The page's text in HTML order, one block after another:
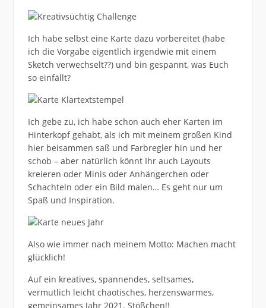
Ich habe selbst eine Karte dazu vorbereitet (habe
ich die Vorgabe eigentlich irgendwie mit einem
Sketch verwechselt??) und bin gespannt, was Euch
so einfällt?
Ich gebe zu, ich habe schon auch eher Karten im
Hinterkopf gehabt, als ich mit meinem großen Kind
hier beisammen saß und Farbregler hin und her
schob – aber natürlich könnt Ihr auch Layouts
kreieren oder Minis oder Anhängerchen oder
Schachteln oder ein Bild malen… Es geht nur um
Spaß und Inspiration.
Also wie immer nach meinem Motto: Machen macht
glücklich!
Auf ein kreatives, spannendes, seltsames,
vermutlich leicht chaotisches, herzenswarmes,
gemeinsames Jahr 2021. Stößchen!!